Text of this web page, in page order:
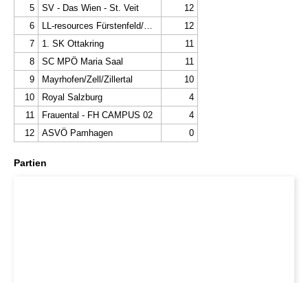
5
SV - Das Wien - St. Veit
12
6
LL-resources Fürstenfeld/Hartberg
12
7
1. SK Ottakring
11
8
SC MPÖ Maria Saal
11
9
Mayrhofen/Zell/Zillertal
10
10
Royal Salzburg
4
11
Frauental - FH CAMPUS 02
4
12
ASVÖ Pamhagen 0
Partien